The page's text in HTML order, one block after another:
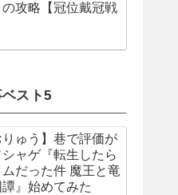
の攻略【冠位戴冠戦
スト5
りゅう】巷で評価が
ャゲ『転生したら
だった件 魔王と竜
』始めてみた